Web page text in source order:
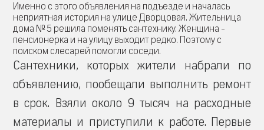
Именно с этого объявления на подъезде и началась
неприятная история на улице Дворцовая. Жительница
дома № 5 решила поменять сантехнику. Женщина -
пенсионерка и на улицу выходит редко. Поэтому с
поиском слесарей помогли соседи.
Сантехники, которых жители набрали по
объявлению, пообещали выполнить ремонт
в срок. Взяли около 9 тысяч на расходные
материалы и приступили к работе. Первые